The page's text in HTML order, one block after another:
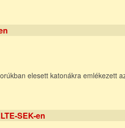
elesett katonákra emlékezett
SEK-en